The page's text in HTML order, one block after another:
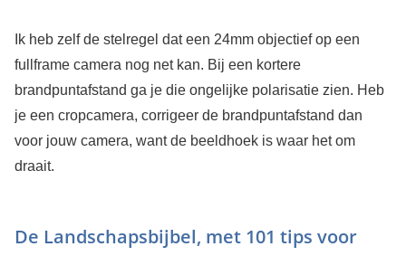
Ik heb zelf de stelregel dat een 24mm objectief op een
fullframe camera nog net kan. Bij een kortere
brandpuntafstand ga je die ongelijke polarisatie zien. Heb
je een cropcamera, corrigeer de brandpuntafstand dan
voor jouw camera, want de beeldhoek is waar het om
draait.
De Landschapsbijbel, met 101 tips voor